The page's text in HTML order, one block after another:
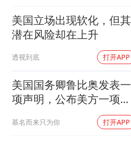
美国立场出现软化，但其
潜在风险却在上升
透视到底 打开APP
美国国务卿鲁比奥发表一
项声明，公布美方一项重
慕名而来只为你 打开APP